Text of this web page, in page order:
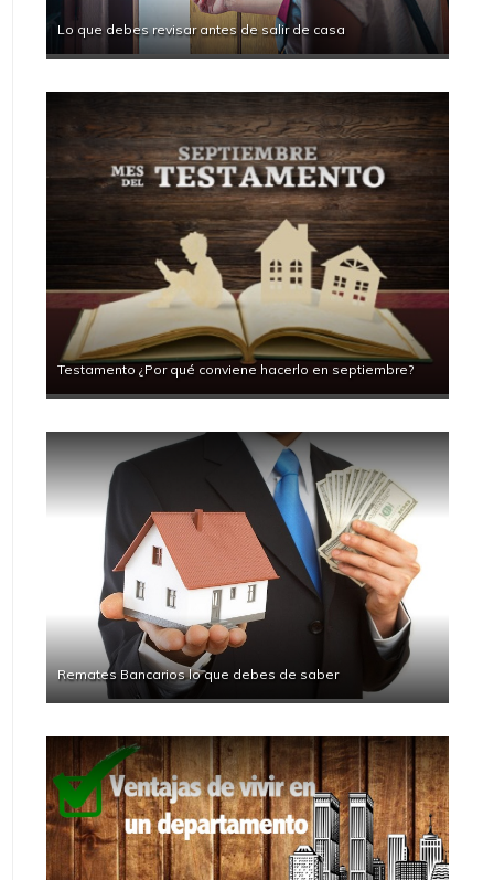
Lo que debes revisar antes de salir de casa
Testamento ¿Por qué conviene hacerlo en septiembre?
Remates Bancarios lo que debes de saber